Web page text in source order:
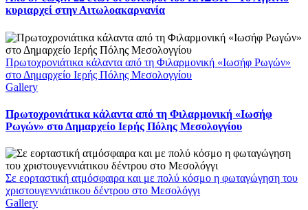
κυριαρχεί στην Αιτωλοακαρνανία
Πρωτοχρονιάτικα κάλαντα από τη Φιλαρμονική «Ιωσήφ Ρωγών»
στο Δημαρχείο Ιερής Πόλης Μεσολογγίου
Gallery
Πρωτοχρονιάτικα κάλαντα από τη Φιλαρμονική «Ιωσήφ
Ρωγών» στο Δημαρχείο Ιερής Πόλης Μεσολογγίου
Σε εορταστική ατμόσφαιρα και με πολύ κόσμο η φωταγώγηση του
χριστουγεννιάτικου δέντρου στο Μεσολόγγι
Gallery